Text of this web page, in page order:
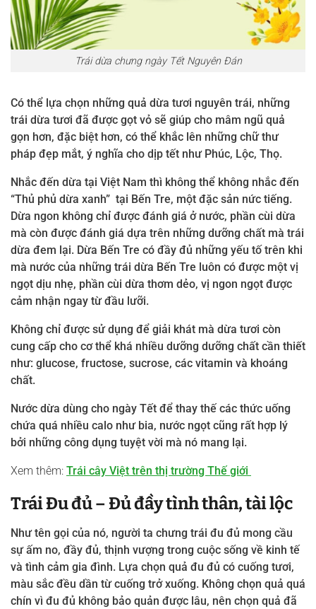
Trái dừa chưng ngày Tết Nguyên Đán
Có thể lựa chọn những quả dừa tươi nguyên trái, những
trái dừa tươi đã được gọt vỏ sẽ giúp cho mâm ngũ quả
gọn hơn, đặc biệt hơn, có thể khắc lên những chữ thư
pháp đẹp mắt, ý nghĩa cho dịp tết như Phúc, Lộc, Thọ.
Nhắc đến dừa tại Việt Nam thì không thể không nhắc đến
“Thủ phủ dừa xanh” tại Bến Tre, một đặc sản nức tiếng.
Dừa ngon không chỉ được đánh giá ở nước, phần cùi dừa
mà còn được đánh giá dựa trên những dưỡng chất mà trái
dừa đem lại. Dừa Bến Tre có đầy đủ những yếu tố trên khi
mà nước của những trái dừa Bến Tre luôn có được một vị
ngọt dịu nhẹ, phần cùi dừa thơm dẻo, vị ngon ngọt được
cảm nhận ngay từ đầu lưỡi.
Không chỉ được sử dụng để giải khát mà dừa tươi còn
cung cấp cho cơ thể khá nhiều dưỡng dưỡng chất cần thiết
như: glucose, fructose, sucrose, các vitamin và khoáng
chất.
Nước dừa dùng cho ngày Tết để thay thế các thức uống
chứa quá nhiều calo như bia, nước ngọt cũng rất hợp lý
bởi những công dụng tuyệt vời mà nó mang lại.
Xem thêm: Trái cây Việt trên thị trường Thế giới
Trái Đu đủ – Đủ đầy tình thân, tài lộc
Như tên gọi của nó, người ta chưng trái đu đủ mong cầu
sự ấm no, đầy đủ, thịnh vượng trong cuộc sống về kinh tế
và tình cảm gia đình. Lựa chọn quả đu đủ có cuống tươi,
màu sắc đều dần từ cuống trở xuống. Không chọn quả quá
chín vì đu đủ không bảo quản được lâu, nên chọn quả đã